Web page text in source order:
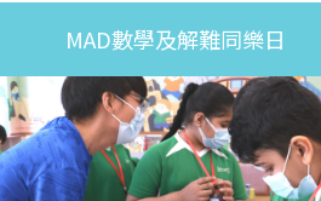
MAD數學及解難同樂日